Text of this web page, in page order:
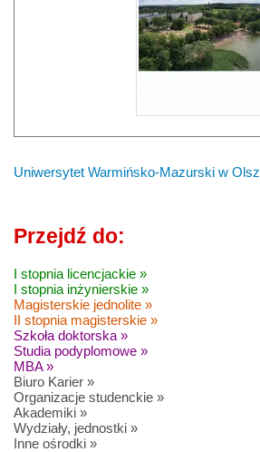
Uniwersytet Warmińsko-Mazurski w
Przejdź do:
I stopnia licencjackie »
I stopnia inżynierskie »
Magisterskie jednolite »
II stopnia magisterskie »
Szkoła doktorska »
Studia podyplomowe »
MBA »
Biuro Karier »
Organizacje studenckie »
Akademiki »
Wydziały, jednostki »
Inne ośrodki »